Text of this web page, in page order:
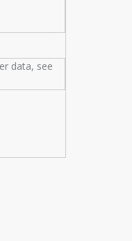
data, see